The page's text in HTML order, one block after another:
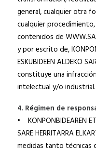
general, cualquier otra
cualquier
contenidos de
y por escrito de,
ESKUBIDEEN ALDEKO
constituye una
intelectual y/o industrial.
4. Régimen de
• KONPONBIDEAREN
SARE HERRITARRA